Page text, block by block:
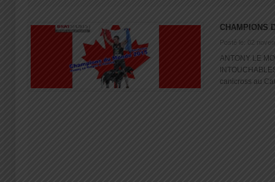
CHAMPIONS
Posté le: 02
ANTONY LE
canicross au